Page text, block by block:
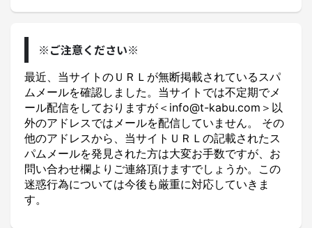
※ご注意ください※
最近、当サイトのＵＲＬが無断掲載されているスパ
ムメールを確認しました。当サイトでは不定期でメ
ール配信をしておりますが＜info@t-kabu.com＞以
外のアドレスではメールを配信していません。 その
他のアドレスから、当サイトＵＲＬの記載されたス
パムメールを発見された方は大変お手数ですが、お
問い合わせ欄よりご連絡頂けますでしょうか。この
迷惑行為については今後も厳重に対応していきま
す。